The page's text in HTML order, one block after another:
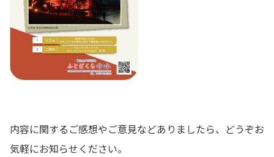
内容に関するご感想やご意見などありましたら、どうぞお
気軽にお知らせください。